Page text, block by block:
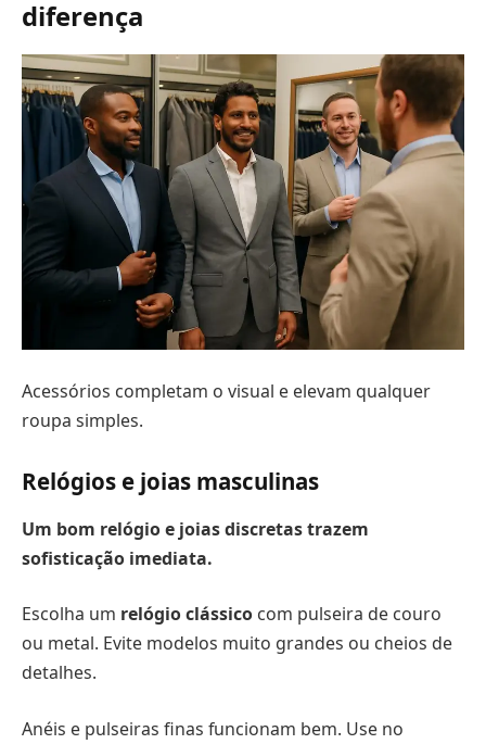
diferença
Acessórios completam o visual e elevam qualquer
roupa simples.
Relógios e joias masculinas
Um bom relógio e joias discretas trazem
sofisticação imediata.
Escolha um relógio clássico com pulseira de couro
ou metal. Evite modelos muito grandes ou cheios de
detalhes.
Anéis e pulseiras finas funcionam bem. Use no